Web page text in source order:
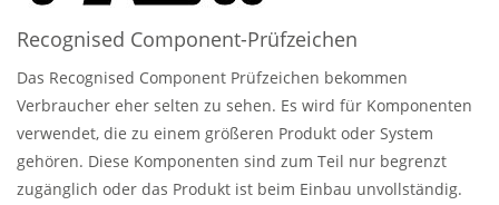
Recognised Component-Prüfzeichen
Das Recognised Component Prüfzeichen bekommen
Verbraucher eher selten zu sehen. Es wird für Komponenten
verwendet, die zu einem größeren Produkt oder System
gehören. Diese Komponenten sind zum Teil nur begrenzt
zugänglich oder das Produkt ist beim Einbau unvollständig.